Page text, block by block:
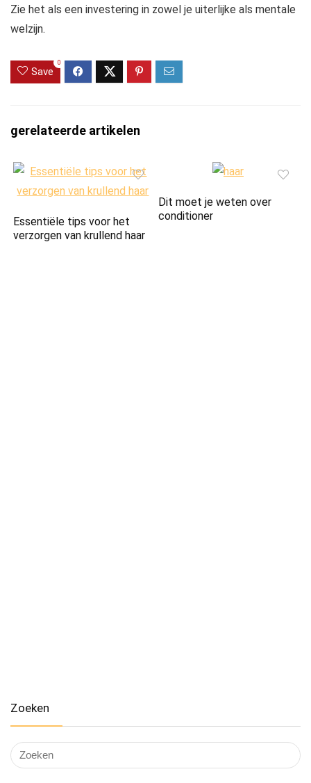
Zie het als een investering in zowel je uiterlijke als mentale
welzijn.
Save
0
gerelateerde artikelen
Essentiële tips voor het
verzorgen van krullend haar
Dit moet je weten over
conditioner
Zoeken